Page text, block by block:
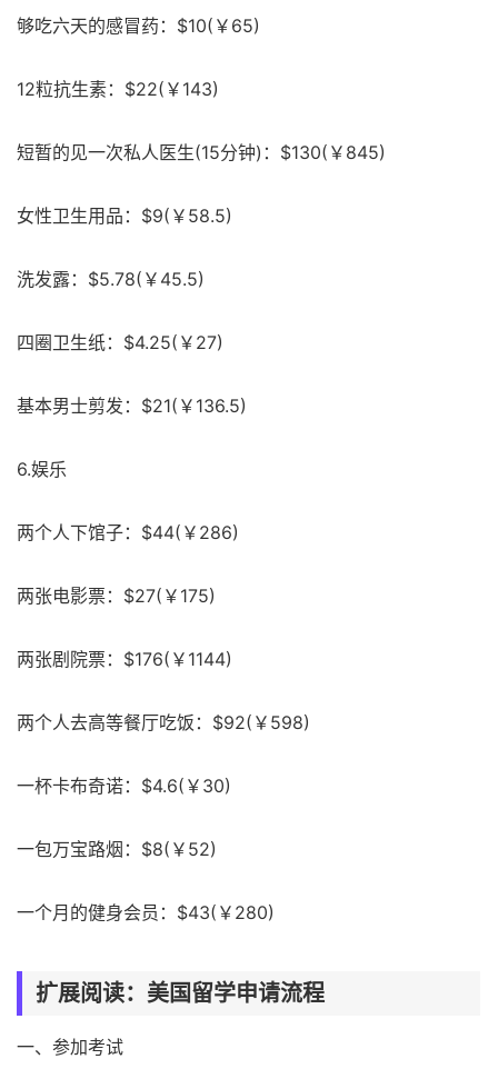
够吃六天的感冒药：$10(￥65)
12粒抗生素：$22(￥143)
短暂的见一次私人医生(15分钟)：$130(￥845)
女性卫生用品：$9(￥58.5)
洗发露：$5.78(￥45.5)
四圈卫生纸：$4.25(￥27)
基本男士剪发：$21(￥136.5)
6.娱乐
两个人下馆子：$44(￥286)
两张电影票：$27(￥175)
两张剧院票：$176(￥1144)
两个人去高等餐厅吃饭：$92(￥598)
一杯卡布奇诺：$4.6(￥30)
一包万宝路烟：$8(￥52)
一个月的健身会员：$43(￥280)
扩展阅读：美国留学申请流程
一、参加考试